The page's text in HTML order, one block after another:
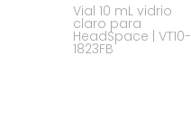
Vial 10 mL vidrio
claro para
HeadSpace | VT10-
1823FB